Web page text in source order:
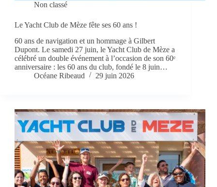
Non classé
Le Yacht Club de Mèze fête ses 60 ans !
60 ans de navigation et un hommage à Gilbert
Dupont. Le samedi 27 juin, le Yacht Club de Mèze a
célébré un double événement à l’occasion de son 60ᵉ
anniversaire : les 60 ans du club, fondé le 8 juin…
Océane Ribeaud
29 juin 2026